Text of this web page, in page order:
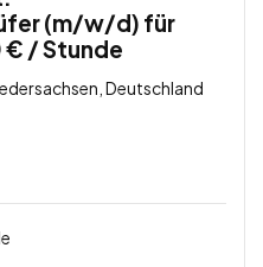
(m/w/d) für
€ / Stunde
Deutschland